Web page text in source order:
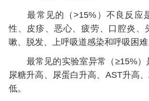
最常见的（>15%）不良反应
性、皮疹、恶心、疲劳、口腔炎、
嗽、脱发、上呼吸道感染和呼吸困难
最常见的实验室异常（≥15%）
尿糖升高、尿蛋白升高、AST升高
低。